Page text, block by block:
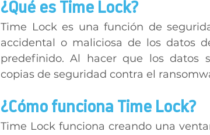
¿Qué es Time Lock?
Time Lock es una función de
accidental o maliciosa de los datos
predefinido. Al hacer que los datos
copias de seguridad contra el
¿Cómo funciona Time Lock?
Time Lock funciona creando una